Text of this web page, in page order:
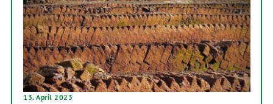
13. April 2023